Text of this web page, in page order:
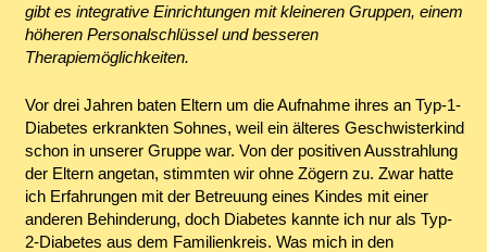
gibt es integrative Einrichtungen mit kleineren Gruppen, einem
höheren Personalschlüssel und besseren
Therapiemöglichkeiten.
Vor drei Jahren baten Eltern um die Aufnahme ihres an Typ-1-
Diabetes erkrankten Sohnes, weil ein älteres Geschwisterkind
schon in unserer Gruppe war. Von der positiven Ausstrahlung
der Eltern angetan, stimmten wir ohne Zögern zu. Zwar hatte
ich Erfahrungen mit der Betreuung eines Kindes mit einer
anderen Behinderung, doch Diabetes kannte ich nur als Typ-
2-Diabetes aus dem Familienkreis. Was mich in den